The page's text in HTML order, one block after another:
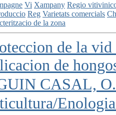
Vi Xampany Regio
Reg Varietats comercials
de la zona
de la
de
CASAL,